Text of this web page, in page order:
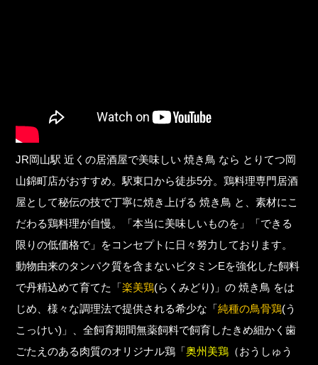
JR岡山駅 近くの居酒屋で美味しい 焼き鳥 なら とりてつ岡
山錦町店がおすすめ。駅東口から徒歩5分。鶏料理専門居酒
屋として秘伝の技で丁寧に焼き上げる 焼き鳥 と、素材にこ
だわる鶏料理が自慢。「本当に美味しいものを」「できる
限りの低価格で」をコンセプトに日々努力しております。
動物由来のタンパク質を含まないビタミンEを強化した飼料
で丹精込めて育てた「楽美鶏(らくみどり)」の 焼き鳥 をは
じめ、様々な調理法で提供される希少な「純種の鳥骨鶏(う
こっけい)」、全飼育期間無薬飼料で飼育したきめ細かく歯
ごたえのある肉質のオリジナル鶏「奥州美鶏 （おうしゅう